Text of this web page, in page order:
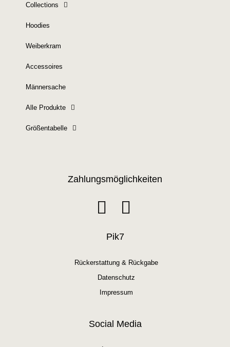
Collections
Hoodies
Weiberkram
Accessoires
Männersache
Alle Produkte
Größentabelle
Zahlungsmöglichkeiten
Pik7
Rückerstattung & Rückgabe
Datenschutz
Impressum
Social Media